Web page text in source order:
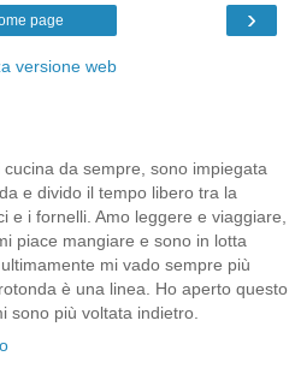
›
page
versione web
da sempre, sono impiegata
e divido il tempo libero tra la
e i fornelli. Amo leggere e viaggiare,
piace mangiare e sono in lotta
mi vado sempre più
è una linea. Ho aperto questo
sono più voltata indietro.